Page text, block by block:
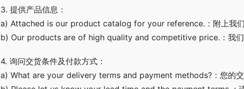
3. 提供产品信息：
a) Attached is our product catalog for your reference.：附上我们
b) Our products are of high quality and competitive price.：我们
4. 询问交货条件及付款方式：
a) What are your delivery terms and payment methods?：您的交